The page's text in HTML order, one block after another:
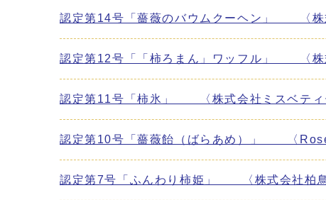
認定第14号「薔薇のバウムクーヘン」 〈株
認定第12号「「柿ろまん」ワッフル」 〈株
認定第11号「柿氷」 〈株式会社ミスベティ
認定第10号「薔薇飴（ばらあめ）」 〈
認定第7号「ふんわり柿姫」 〈株式会社柏鳥